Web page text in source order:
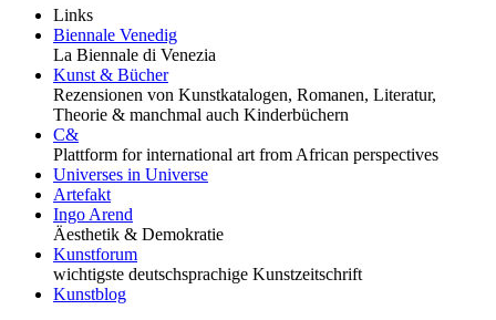
Links
Biennale Venedig
La Biennale di Venezia
Kunst & Bücher
Rezensionen von Kunstkatalogen, Romanen, Literatur,
Theorie & manchmal auch Kinderbüchern
C&
Plattform for international art from African perspectives
Universes in Universe
Artefakt
Ingo Arend
Äesthetik & Demokratie
Kunstforum
wichtigste deutschsprachige Kunstzeitschrift
Kunstblog